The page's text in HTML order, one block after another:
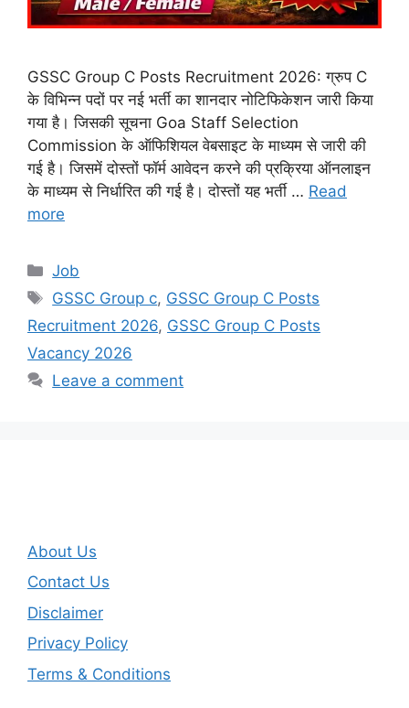
GSSC Group C Posts Recruitment 2026: ग्रुप C
के विभिन्न पदों पर नई भर्ती का शानदार नोटिफिकेशन जारी किया
गया है। जिसकी सूचना Goa Staff Selection
Commission के ऑफिशियल वेबसाइट के माध्यम से जारी की
गई है। जिसमें दोस्तों फॉर्म आवेदन करने की प्रक्रिया ऑनलाइन
के माध्यम से निर्धारित की गई है। दोस्तों यह भर्ती … Read
more
Categories
Job
Tags
GSSC Group c, GSSC Group C Posts
Recruitment 2026, GSSC Group C Posts
Vacancy 2026
Leave a comment
About Us
Contact Us
Disclaimer
Privacy Policy
Terms & Conditions